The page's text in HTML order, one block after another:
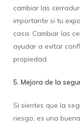
cambiar las
importante si tu
casa. Cambiar las
ayudar a evitar
propiedad.
5. Mejora de la
Si sientes que la
riesgo, es una